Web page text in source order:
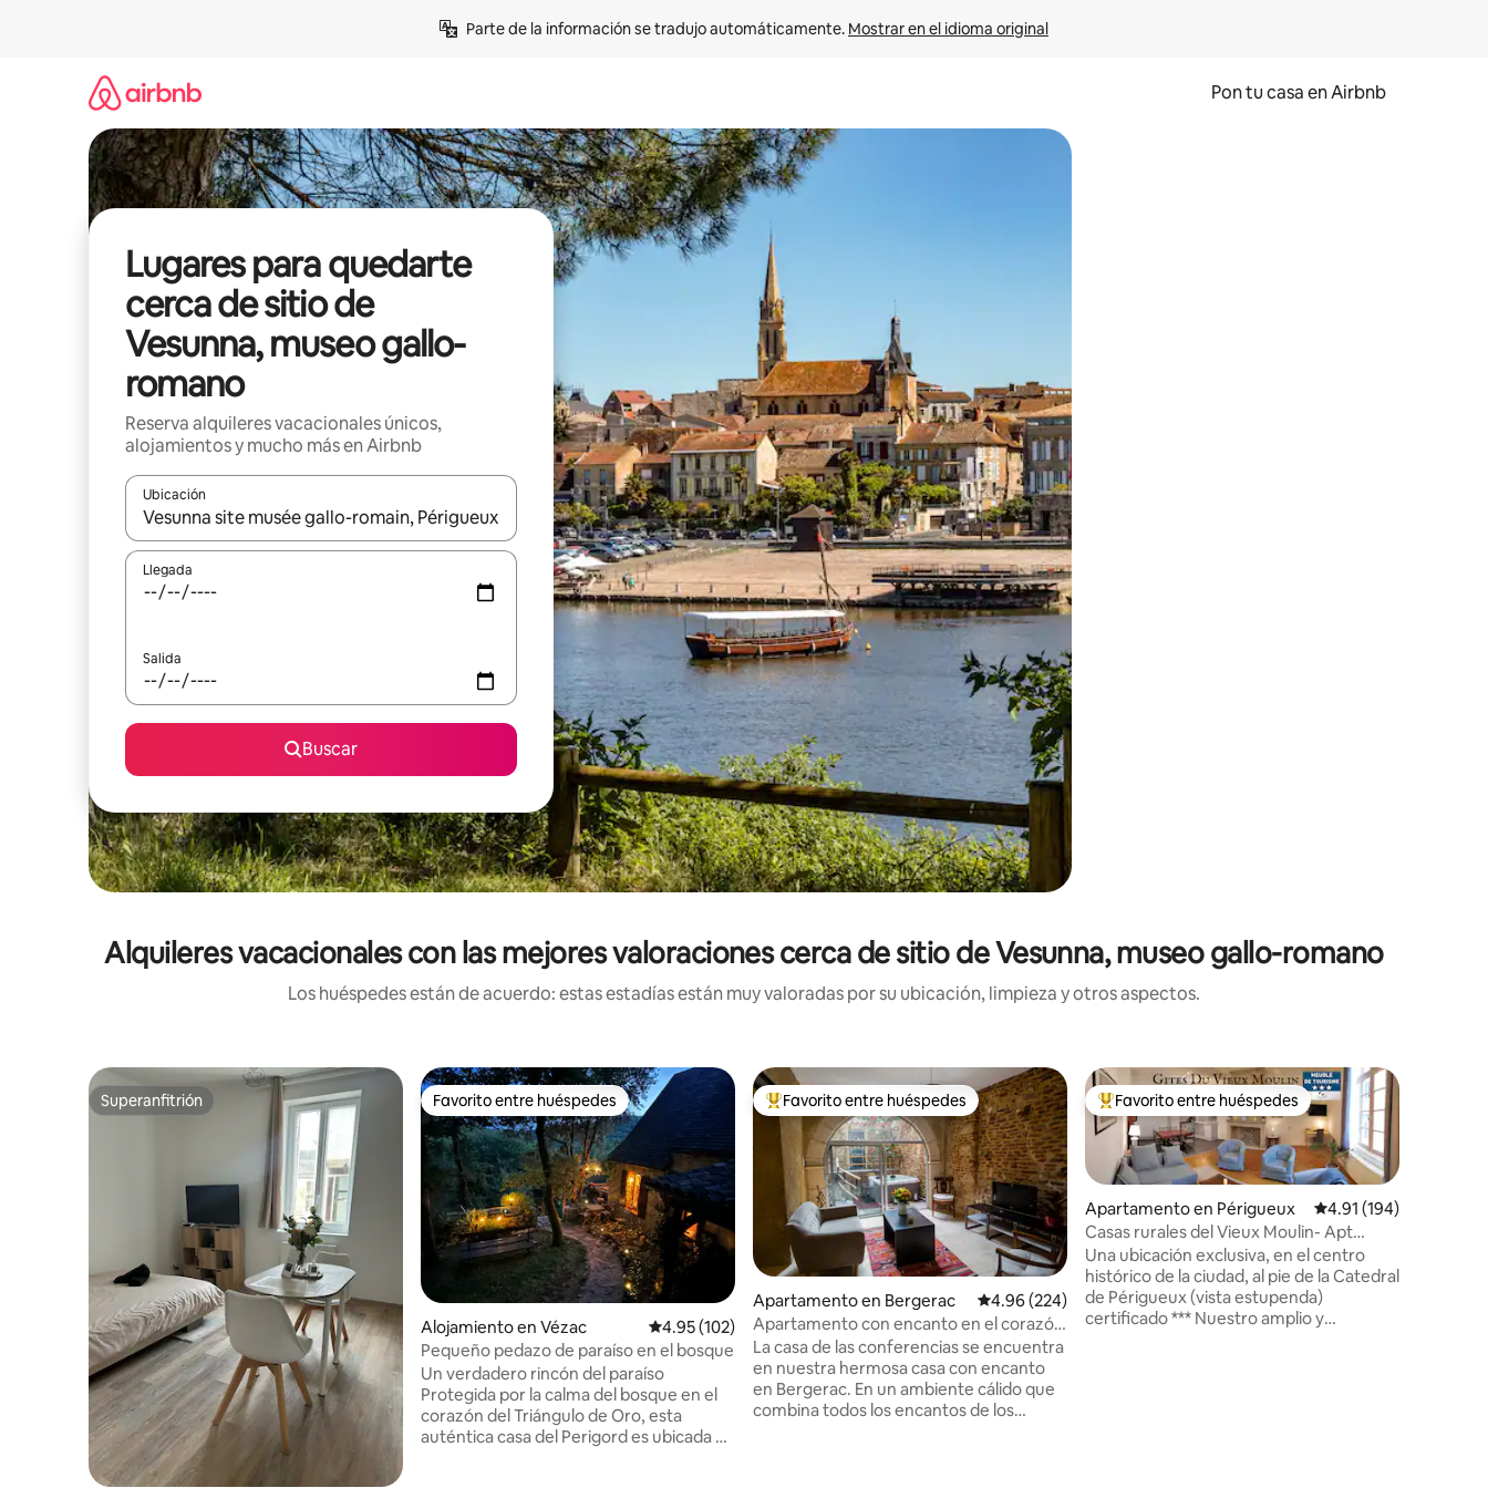
Parte de la información se tradujo automáticamente. Mostrar en el idioma original
Pon tu casa en Airbnb
Lugares para quedarte
cerca de sitio de
Vesunna, museo gallo-
romano
Reserva alquileres vacacionales únicos,
alojamientos y mucho más en Airbnb
Ubicación
Cuando los resultados estén disponibles, navega con las teclas de flecha hacia arriba y hacia abajo o explora con el tacto o desliza el dedo.
Llegada
Salida
Buscar
Alquileres vacacionales con las mejores valoraciones cerca de sitio de Vesunna, museo gallo-romano
Los huéspedes están de acuerdo: estas estadías están muy valoradas por su ubicación, limpieza y otros aspectos.
Superanfitrión
Superanfitrión Favorito entre huéspedes
Favorito entre huéspedes
Alojamiento en Vézac Calificación promedio: 4.95 de 5, 102 reseñas
4.95 (102)
Pequeño pedazo de paraíso en el bosque
Un verdadero rincón del paraíso
Protegida por la calma del bosque en el
corazón del Triángulo de Oro, esta
auténtica casa del Perigord es ubicada en
Favorito entre huéspedes preferido
Favorito entre huéspedes
Apartamento en Bergerac Calificación promedio: 4.96 de 5, 224 reseñas
4.96 (224)
Apartamento con encanto en el corazón
de Bergerac
La casa de las conferencias se encuentra
en nuestra hermosa casa con encanto
en Bergerac. En un ambiente cálido que
combina todos los encantos de los
Favorito entre huéspedes preferido
Favorito entre huéspedes
Apartamento en Périgueux Calificación promedio:
4.91 (194)
Casas rurales del Vieux Moulin- Apt
Noyer- Catedral-
Una ubicación exclusiva, en el centro
histórico de la ciudad, al pie de la Catedral
de Périgueux (vista estupenda)
certificado *** Nuestro amplio y